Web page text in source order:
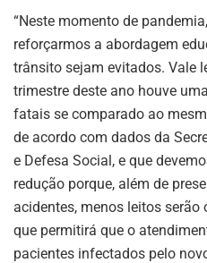
“Neste momento de
reforçarmos a abordagem
trânsito sejam evitados. Vale
trimestre deste ano houve
fatais se comparado ao
de acordo com dados da
e Defesa Social, e que
redução porque, além de
acidentes, menos leitos
que permitirá que o
pacientes infectados pelo